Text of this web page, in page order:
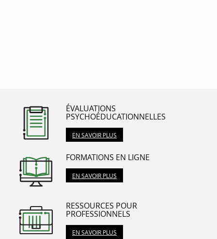
ÉVALUATIONS
PSYCHOÉDUCATIONNELLES
EN SAVOIR PLUS
FORMATIONS EN LIGNE
EN SAVOIR PLUS
RESSOURCES POUR
PROFESSIONNELS
EN SAVOIR PLUS